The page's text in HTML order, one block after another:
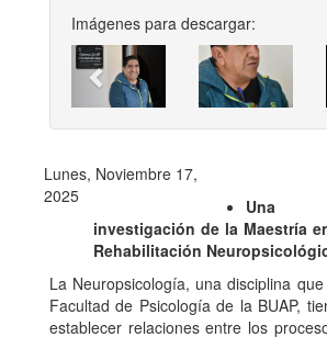
Imágenes para descargar:
Previous
Lunes, Noviembre 17,
2025
Una
investigación de la Maestría
Rehabilitación
La Neuropsicología, una disciplina
Facultad de Psicología de la BUAP,
establecer relaciones entre los